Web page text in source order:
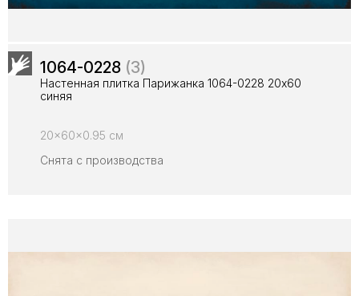
1064-0228 (3)
Настенная плитка Парижанка 1064-0228 20x60
синяя
20x60x0.95 см
Снята с производства